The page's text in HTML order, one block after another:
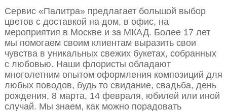
Сервис «Палитра» предлагает большой выбор
цветов с доставкой на дом, в офис, на
мероприятия в Москве и за МКАД. Более 17 лет
мы помогаем своим клиентам выразить свои
чувства в уникальных свежих букетах, собранных
с любовью. Наши флористы обладают
многолетним опытом оформления композиций для
любых поводов, будь то свидание, свадьба, день
рождения, 8 марта, 14 февраля, юбилей или иной
случай. Мы знаем, как можно порадовать